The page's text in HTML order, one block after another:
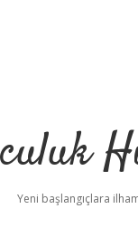
Yeni başlangıçlara